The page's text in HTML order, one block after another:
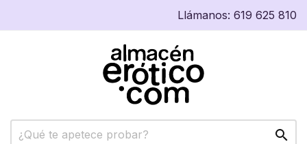
Llámanos: 619 625 810
